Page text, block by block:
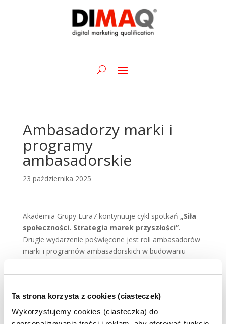
Ta strona korzysta z cookies (ciasteczek)
Wykorzystujemy cookies (ciasteczka) do
Ambasadorzy marki i
programy
ambasadorskie
23 października 2025
Akademia Grupy Eura7 kontynuuje cykl spotkań „Siła
społeczności. Strategia marek przyszłości”.
Drugie wydarzenie poświęcone jest roli ambasadorów
marki i programów ambasadorskich w budowaniu
poznają różnice między ambasadorem a influencerem,
wyborze ambasadora oraz jak unikać typowych
błędów.